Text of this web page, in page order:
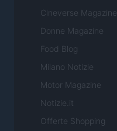
Cineverse Magazine
Donne Magazine
Food Blog
Milano Notizie
Motor Magazine
Notizie.it
Offerte Shopping